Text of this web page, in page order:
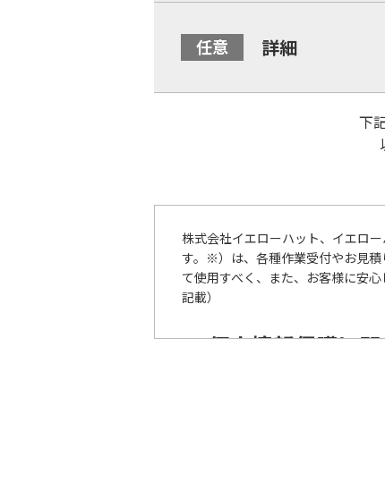
詳細
下
株式会社イエローハット、イエロ
す。※）は、各種作業受付やお見積
て使用すべく、また、お客様に安
記載）
個人情報保護に
その他の関連法令・ガイドライン